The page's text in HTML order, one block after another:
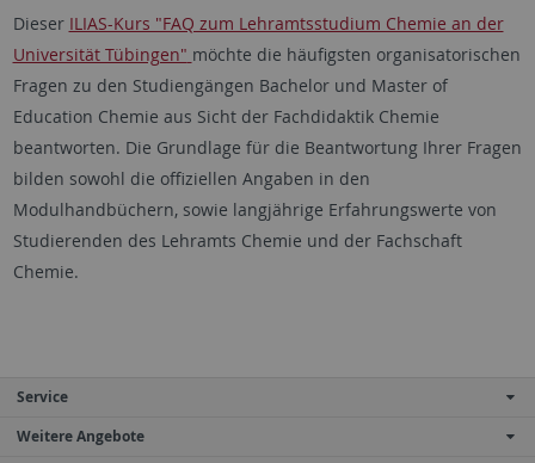
Dieser ILIAS-Kurs "FAQ zum Lehramtsstudium Chemie an der
Universität Tübingen" möchte die häufigsten organisatorischen
Fragen zu den Studiengängen Bachelor und Master of
Education Chemie aus Sicht der Fachdidaktik Chemie
beantworten. Die Grundlage für die Beantwortung Ihrer Fragen
bilden sowohl die offiziellen Angaben in den
Modulhandbüchern, sowie langjährige Erfahrungswerte von
Studierenden des Lehramts Chemie und der Fachschaft
Chemie.
Service
Weitere Angebote